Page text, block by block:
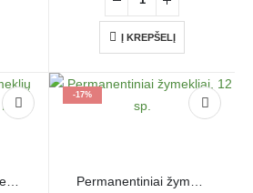
Į KREPŠELĮ
Paint kreidinių žymeklių rinkinys, 12vnt., 6 ml
-17%
Permanentiniai žymekliai, 12 sp.